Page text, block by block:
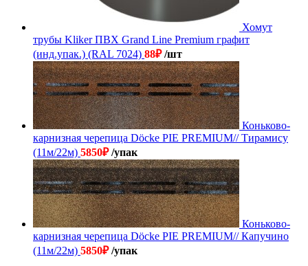
Хомут
трубы Kliker ПВХ Grand Line Premium графит
(инд.упак.) (RAL 7024) 88₽/шт
Коньково-
карнизная черепица Döcke PIE PREMIUM// Тирамису
(11м/22м) 5850₽/упак
Коньково-
карнизная черепица Döcke PIE PREMIUM// Капучино
(11м/22м) 5850₽/упак